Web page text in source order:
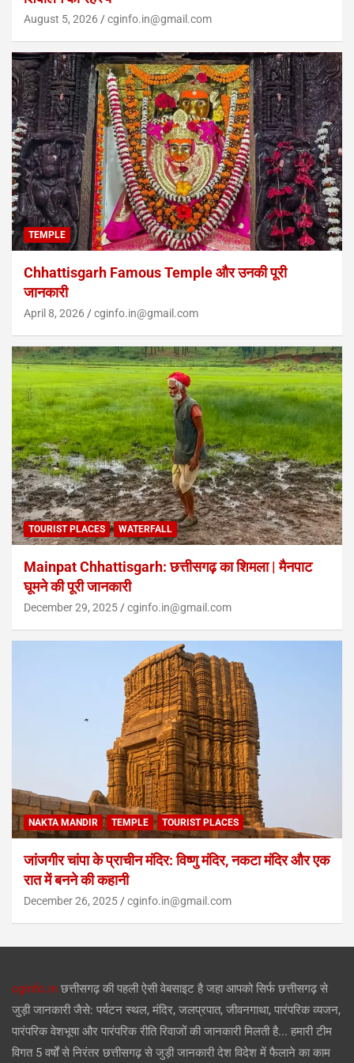
August 5, 2026 cginfo.in@gmail.com
TEMPLE
Chhattisgarh Famous Temple और उनकी पूरी
जानकारी
April 8, 2026 cginfo.in@gmail.com
TOURIST PLACES WATERFALL
Mainpat Chhattisgarh: छत्तीसगढ़ का शिमला | मैनपाट
घूमने की पूरी जानकारी
December 29, 2025 cginfo.in@gmail.com
NAKTA MANDIR TEMPLE TOURIST PLACES
जांजगीर चांपा के प्राचीन मंदिर: विष्णु मंदिर, नकटा मंदिर और एक
रात में बनने की कहानी
December 26, 2025 cginfo.in@gmail.com
cginfo.in छत्तीसगढ़ की पहली ऐसी वेबसाइट है जहा आपको सिर्फ छत्तीसगढ़ से
जुड़ी जानकारी जैसे: पर्यटन स्थल, मंदिर, जलप्रपात, जीवनगाथा, पारंपरिक व्यजन,
पारंपरिक वेशभूषा और पारंपरिक रीति रिवाजों की जानकारी मिलती है... हमारी टीम
विगत 5 वर्षों से निरंतर छत्तीसगढ़ से जुड़ी जानकारी देश विदेश में फैलाने का काम